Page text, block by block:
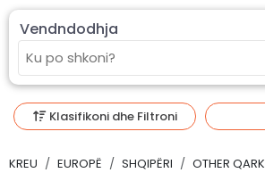
Vendndodhja
Klasifikoni dhe Filtroni
KREU EUROPË SHQIPËRI OTHER QARK